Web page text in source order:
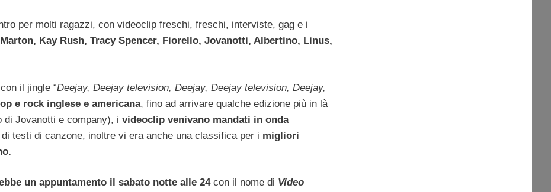
per molti ragazzi, con videoclip freschi, freschi, interviste, gag e i
Kay Rush, Tracy Spencer, Fiorello, Jovanotti, Albertino, Linus,
il jingle “Deejay, Deejay television, Deejay, Deejay television, Deejay,
e rock inglese e americana, fino ad arrivare qualche edizione più in là
di Jovanotti e company), i videoclip venivano mandati in onda
testi di canzone, inoltre vi era anche una classifica per i migliori
un appuntamento il sabato notte alle 24con il nome di Video